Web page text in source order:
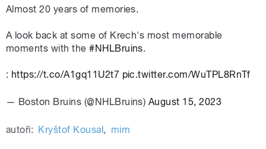
Almost 20 years of memories.
A look back at some of Krech's most memorable
moments with the#NHLBruins.
: https://t.co/A1gq11U2t7 pic.twitter.com/WuTPL8RnTf
— Boston Bruins (@NHLBruins) August 15, 2023
autoři: Kryštof Kousal, mim